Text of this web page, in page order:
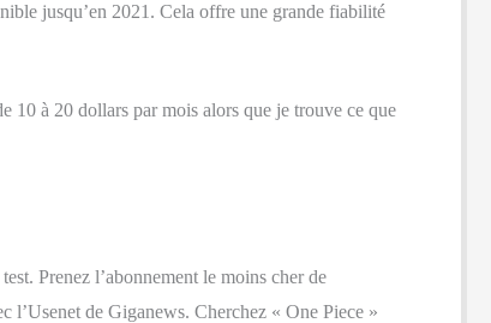
jusqu’en 2021. Cela offre une grande fiabilité
10 à 20 dollars par mois alors que je trouve ce que
Prenez l’abonnement le moins cher de
l’Usenet de Giganews. Cherchez « One Piece »